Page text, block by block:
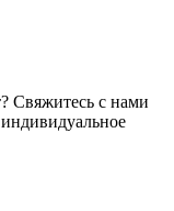
Свяжитесь с нами